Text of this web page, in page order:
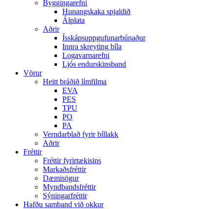
Byggingarefni
Hunangskaka spjaldið
Álplata
Aðrir
Ísskápsuppgufunarbúnaður
Innra skreyting bíla
Logavarnarefni
Ljós endurskinsband
Vörur
Heitt bráðið límfilma
EVA
PES
TPU
PO
PA
Verndarblað fyrir bíllakk
Aðrir
Fréttir
Fréttir fyrirtækisins
Markaðsfréttir
Dæmisögur
Myndbandsfréttir
Sýningarfréttir
Hafðu samband við okkur